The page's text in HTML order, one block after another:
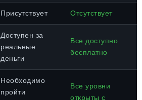
Присутствует Отсутствует
Доступен за
реальные
деньги
Все доступно
бесплатно
Необходимо
пройти
Все уровни
открыты с